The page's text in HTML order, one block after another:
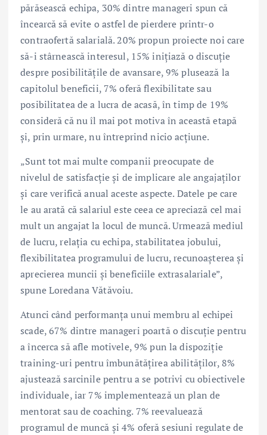
părăsească echipa, 30% dintre manageri spun că
încearcă să evite o astfel de pierdere printr-o
contraofertă salarială. 20% propun proiecte noi care
să-i stârnească interesul, 15% inițiază o discuție
despre posibilitățile de avansare, 9% plusează la
capitolul beneficii, 7% oferă flexibilitate sau
posibilitatea de a lucra de acasă, în timp de 19%
consideră că nu îl mai pot motiva în această etapă
și, prin urmare, nu întreprind nicio acțiune.
„Sunt tot mai multe companii preocupate de
nivelul de satisfacție și de implicare ale angajaților
și care verifică anual aceste aspecte. Datele pe care
le au arată că salariul este ceea ce apreciază cel mai
mult un angajat la locul de muncă. Urmează mediul
de lucru, relația cu echipa, stabilitatea jobului,
flexibilitatea programului de lucru, recunoașterea și
aprecierea muncii și beneficiile extrasalariale”,
spune Loredana Vătăvoiu.
Atunci când performanța unui membru al echipei
scade, 67% dintre manageri poartă o discuție pentru
a încerca să afle motivele, 9% pun la dispoziție
training-uri pentru îmbunătățirea abilităților, 8%
ajustează sarcinile pentru a se potrivi cu obiectivele
individuale, iar 7% implementează un plan de
mentorat sau de coaching. 7% reevaluează
programul de muncă și 4% oferă sesiuni regulate de